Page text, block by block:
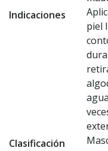
Indicaciones
piel
Clasificación